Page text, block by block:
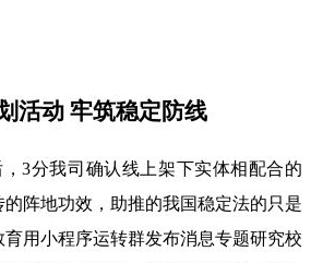
活动 牢筑稳定防线
3分我司确认线上架下实体相配合的
阵地功效，助推的我国稳定法的只是
用小程序运转群发布消息专题研究校